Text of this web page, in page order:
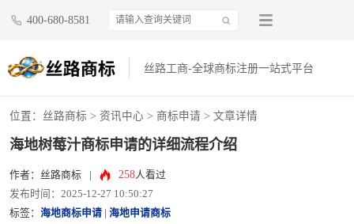
400-680-8581
丝路工商-全球商标注册一站式平台
位置： 丝路商标 > 资讯中心 > 商标申请 > 文章详情
海地树莓汁商标申请的详细流程介绍
作者：丝路商标 258人看过
发布时间：2025-12-27 10:50:27
标签： 海地商标申请 海地申请商标